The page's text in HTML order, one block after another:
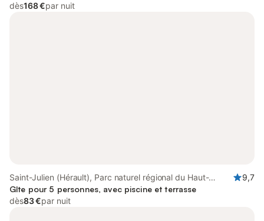
dès168 €par nuit
Saint-Julien (Hérault), Parc naturel régional du Haut-
Languedoc
9,7
Gîte pour 5 personnes, avec piscine et terrasse
dès83 €par nuit